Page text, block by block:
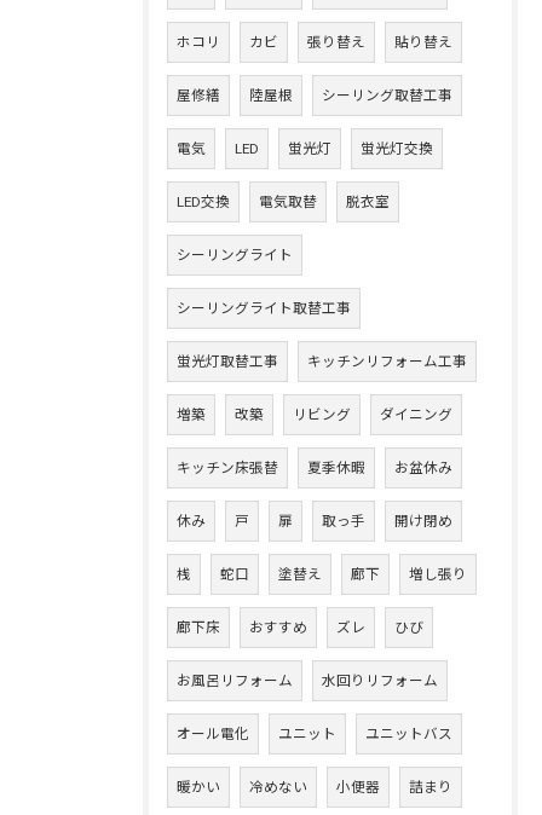
ホコリ カビ 張り替え 貼り替え
屋修繕 陸屋根 シーリング取替工事
電気 LED 蛍光灯 蛍光灯交換
LED交換 電気取替 脱衣室
シーリングライト
シーリングライト取替工事
蛍光灯取替工事 キッチンリフォーム工事
増築 改築 リビング ダイニング
キッチン床張替 夏季休暇 お盆休み
休み 戸 扉 取っ手 開け閉め
桟 蛇口 塗替え 廊下 増し張り
廊下床 おすすめ ズレ ひび
お風呂リフォーム 水回りリフォーム
オール電化 ユニット ユニットバス
暖かい 冷めない 小便器 詰まり